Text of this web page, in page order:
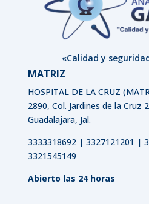
«Calidad y
MATRIZ
HOSPITAL DE LA CRUZ
2890, Col. Jardines de la Cruz
Guadalajara, Jal.
3333318692 | 3327121201 |
3321545149
Abierto las 24 horas